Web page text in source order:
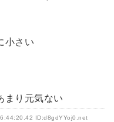
小さい
まり元気ない
ID:d8gdYYoj0.net